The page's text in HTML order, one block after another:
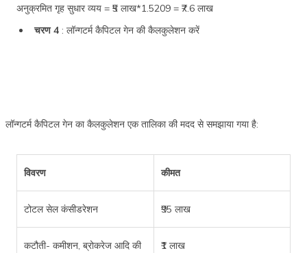
अनुक्रमित गृह सुधार व्यय = ₹5 लाख*1.5209 = ₹7.6 लाख
चरण 4 : लॉन्गटर्म कैपिटल गेन की कैलकुलेशन करें
लॉन्गटर्म कैपिटल गेन का कैलकुलेशन एक तालिका की मदद से समझाया गया है:
विवरण कीमत
टोटल सेल कंसीडरेशन ₹95 लाख
कटौती- कमीशन, ब्रोकरेज आदि की
₹1 लाख